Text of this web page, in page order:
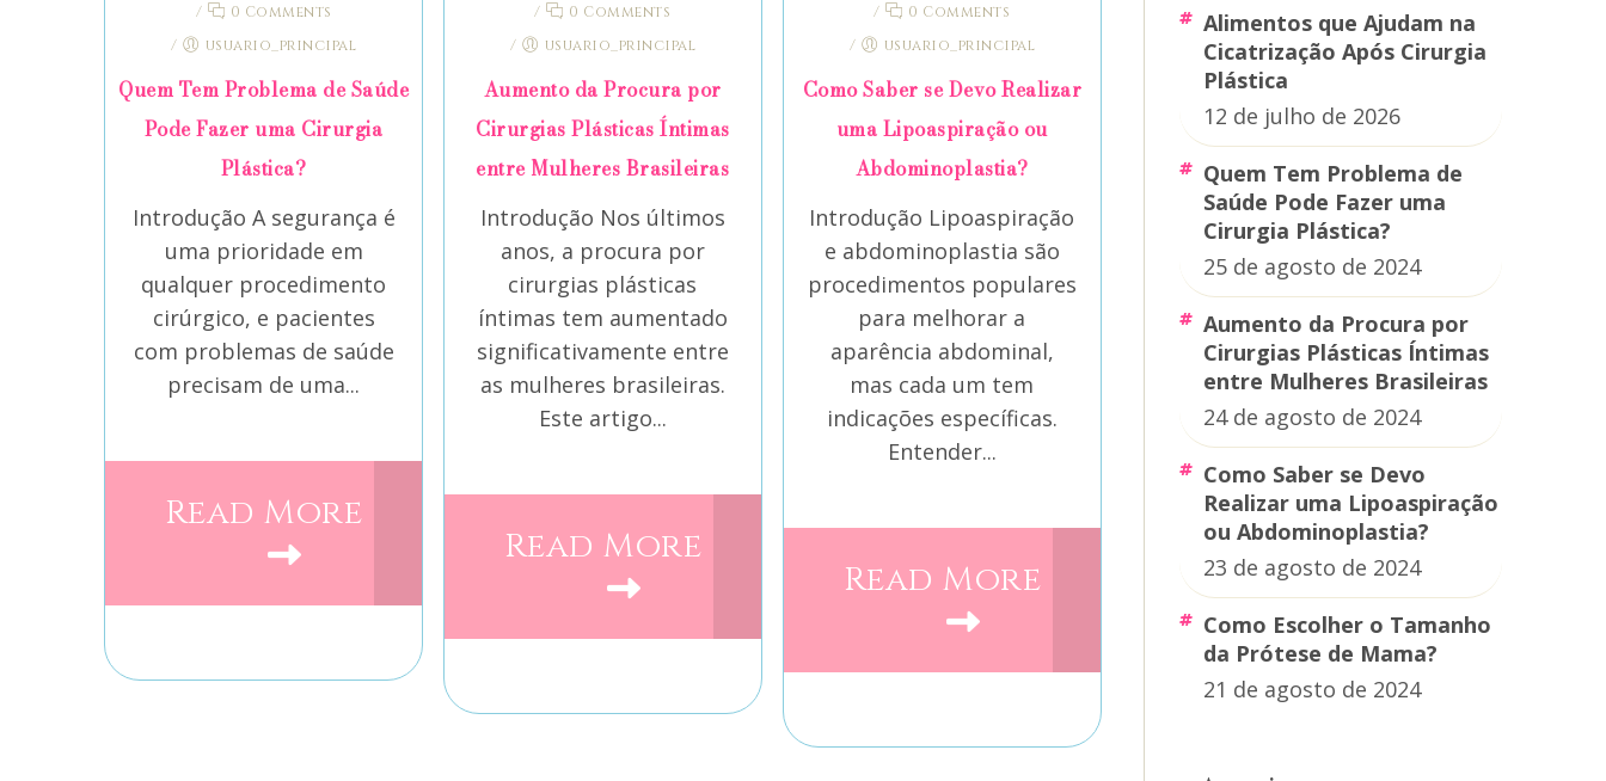
/
0 Comments
/
usuario_principal
Quem Tem Problema de Saúde
Pode Fazer uma Cirurgia
Plástica?
Introdução A segurança é
uma prioridade em
qualquer procedimento
cirúrgico, e pacientes
com problemas de saúde
precisam de uma...
Read More
/
0 Comments
/
usuario_principal
Aumento da Procura por
Cirurgias Plásticas Íntimas
entre Mulheres Brasileiras
Introdução Nos últimos
anos, a procura por
cirurgias plásticas
íntimas tem aumentado
significativamente entre
as mulheres brasileiras.
Este artigo...
Read More
/
0 Comments
/
usuario_principal
Como Saber se Devo Realizar
uma Lipoaspiração ou
Abdominoplastia?
Introdução Lipoaspiração
e abdominoplastia são
procedimentos populares
para melhorar a
aparência abdominal,
mas cada um tem
indicações específicas.
Entender...
Read More
Alimentos que Ajudam na
Cicatrização Após Cirurgia
Plástica
12 de julho de 2026
Quem Tem Problema de
Saúde Pode Fazer uma
Cirurgia Plástica?
25 de agosto de 2024
Aumento da Procura por
Cirurgias Plásticas Íntimas
entre Mulheres Brasileiras
24 de agosto de 2024
Como Saber se Devo
Realizar uma Lipoaspiração
ou Abdominoplastia?
23 de agosto de 2024
Como Escolher o Tamanho
da Prótese de Mama?
21 de agosto de 2024